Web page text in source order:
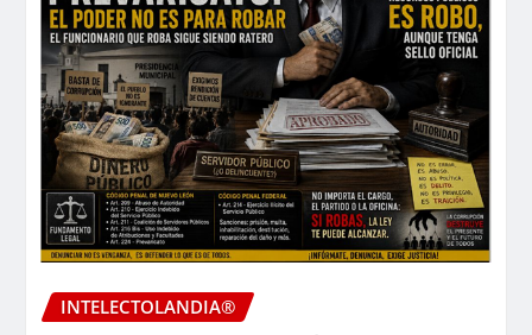
INTELECTOLANDIA®